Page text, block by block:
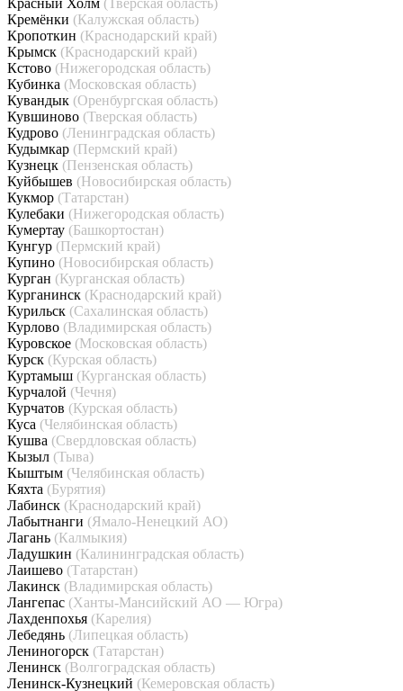
Красный Холм (Тверская область)
Кремёнки (Калужская область)
Кропоткин (Краснодарский край)
Крымск (Краснодарский край)
Кстово (Нижегородская область)
Кубинка (Московская область)
Кувандык (Оренбургская область)
Кувшиново (Тверская область)
Кудрово (Ленинградская область)
Кудымкар (Пермский край)
Кузнецк (Пензенская область)
Куйбышев (Новосибирская область)
Кукмор (Татарстан)
Кулебаки (Нижегородская область)
Кумертау (Башкортостан)
Кунгур (Пермский край)
Купино (Новосибирская область)
Курган (Курганская область)
Курганинск (Краснодарский край)
Курильск (Сахалинская область)
Курлово (Владимирская область)
Куровское (Московская область)
Курск (Курская область)
Куртамыш (Курганская область)
Курчалой (Чечня)
Курчатов (Курская область)
Куса (Челябинская область)
Кушва (Свердловская область)
Кызыл (Тыва)
Кыштым (Челябинская область)
Кяхта (Бурятия)
Лабинск (Краснодарский край)
Лабытнанги (Ямало-Ненецкий АО)
Лагань (Калмыкия)
Ладушкин (Калининградская область)
Лаишево (Татарстан)
Лакинск (Владимирская область)
Лангепас (Ханты-Мансийский АО — Югра)
Лахденпохья (Карелия)
Лебедянь (Липецкая область)
Лениногорск (Татарстан)
Ленинск (Волгоградская область)
Ленинск-Кузнецкий (Кемеровская область)